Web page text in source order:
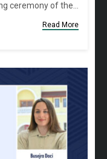
ceremony of the…
Read More